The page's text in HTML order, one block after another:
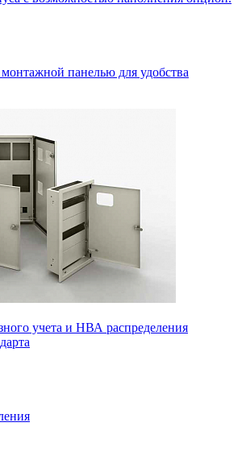
панелью для удобства
учета и НВА распределения